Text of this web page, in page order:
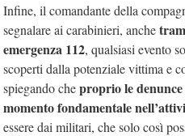
Infine, il comandante della
segnalare ai carabinieri, anche
emergenza 112, qualsiasi evento
scoperti dalla potenziale vittima e
spiegando cheproprio le
momento fondamentale
essere dai militari, che solo così